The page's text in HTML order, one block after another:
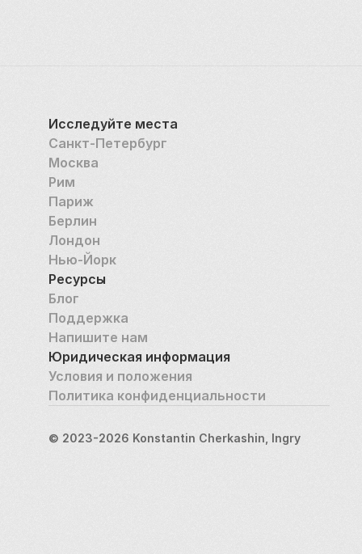
Гоголя» открывается Летняя читальня. Здесь
созданы все условия для комфортного отдыха и
работы: можно удобно устроиться на пуфиках,
взять книжку с полки буккросинга, подключиться к
бесплатному вай-фаю.
Исследуйте места
Санкт-Петербург
Москва
Рим
Париж
Берлин
Лондон
Нью-Йорк
Ресурсы
Блог
Поддержка
Напишите нам
Юридическая информация
Условия и положения
Политика конфиденциальности
© 2023-2026 Konstantin Cherkashin, Ingry